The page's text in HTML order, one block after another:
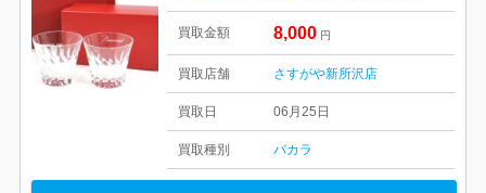
買取金額 8,000 円
買取店舗 さすがや新所沢店
買取日 06月25日
買取種別 バカラ